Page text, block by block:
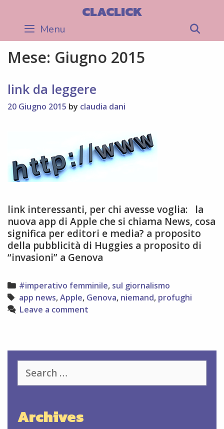
content
CLACLICK
Menu
Mese: Giugno 2015
link da leggere
20 Giugno 2015 by claudia dani
link interessanti, per chi avesse voglia: la
nuova app di Apple che si chiama News, cosa
significa per editori e media? a proposito
della pubblicità di Huggies a proposito di
“invasioni” a Genova
Categories
#imperativo femminile, sul giornalismo
Tags
app news,Apple, Genova, niemand, profughi
Leave a comment
for:
Archives